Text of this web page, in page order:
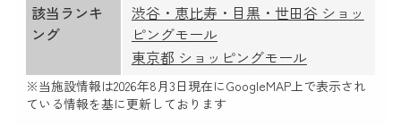
該当ランキ
ング
渋谷・恵比寿・目黒・世田谷 ショッ
ピングモール
東京都 ショッピングモール
※当施設情報は2026年8月3日現在にGoogleMAP上で表示され
ている情報を基に更新しております